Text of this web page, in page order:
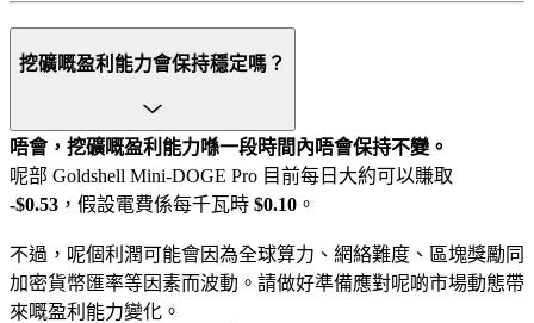
挖礦嘅盈利能力會保持穩定嗎？
唔會，挖礦嘅盈利能力喺一段時間內唔會保持不變。
呢部 Goldshell Mini-DOGE Pro 目前每日大約可以賺取
-$0.53 ，假設電費係每千瓦時 $0.10 。
不過，呢個利潤可能會因為全球算力、網絡難度、區塊獎勵同
加密貨幣匯率等因素而波動。請做好準備應對呢啲市場動態帶
來嘅盈利能力變化。